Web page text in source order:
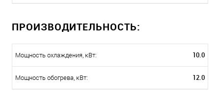
ПРОИЗВОДИТЕЛЬНОСТЬ:
Мощность охлаждения, кВт: 10.0
Мощность обогрева, кВт: 12.0